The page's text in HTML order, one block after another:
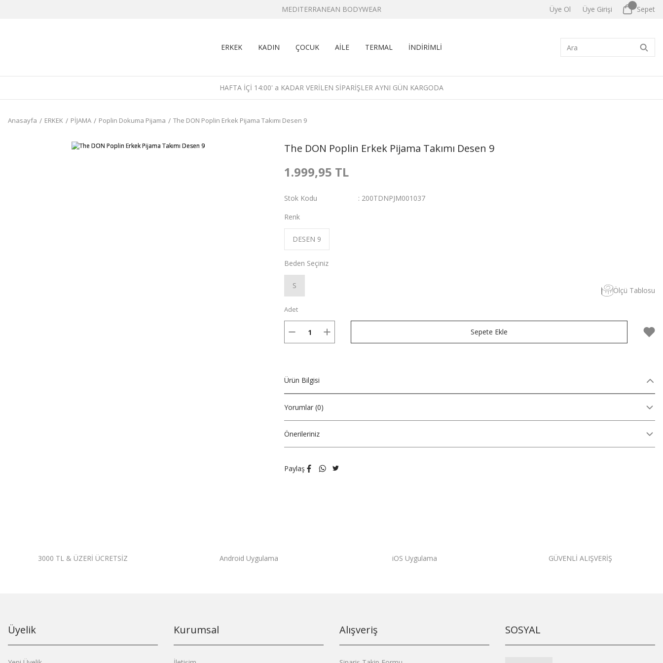
MEDITERRANEAN BODYWEAR Üye Ol Üye Girişi Sepet
ERKEK KADIN ÇOCUK AİLE TERMAL İNDİRİMLİ
HAFTA İÇİ 14:00' a KADAR VERİLEN SİPARİŞLER AYNI GÜN KARGODA
Anasayfa ERKEK PİJAMA Poplin Dokuma Pijama The DON Poplin Erkek Pijama Takımı Desen 9
The DON Poplin Erkek Pijama Takımı Desen 9
1.999,95 TL
Stok Kodu
200TDNPJM001037
Renk
DESEN 9
Beden Seçiniz
S
Ölçü Tablosu
Adet
Sepete Ekle
Ürün Bilgisi
Yorumlar (0)
Önerileriniz
Paylaş
3000 TL & ÜZERİ ÜCRETSİZ Android Uygulama iOS Uygulama GÜVENLİ ALIŞVERİŞ
Üyelik Kurumsal Alışveriş SOSYAL